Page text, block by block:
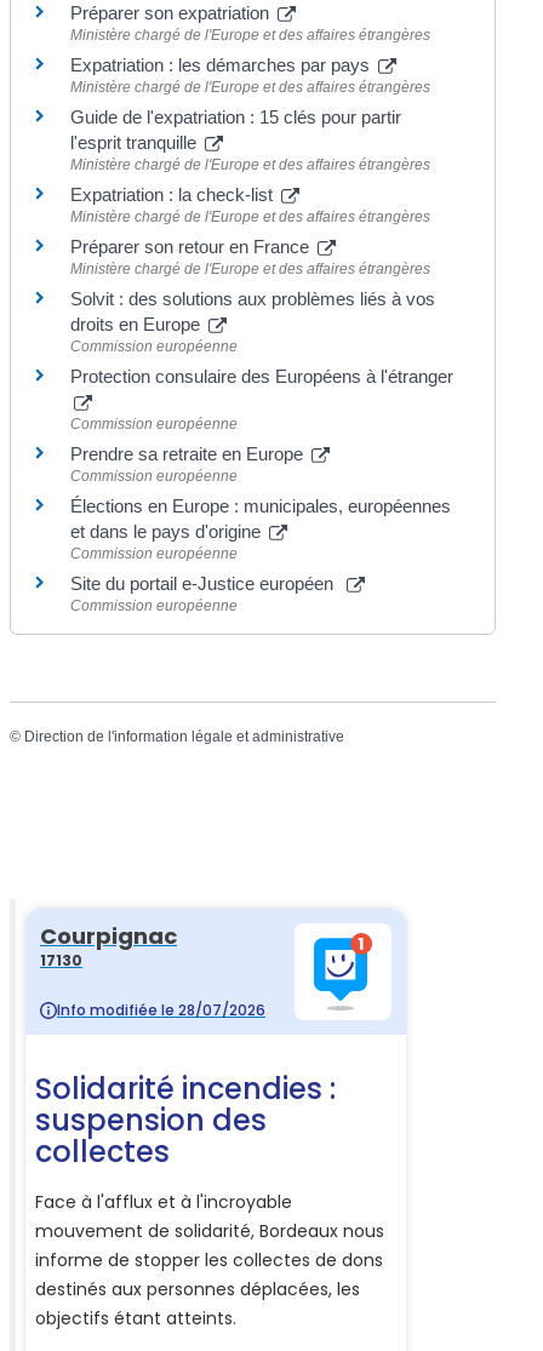
Préparer son expatriation
Ministère chargé de l'Europe et des affaires étrangères
Expatriation : les démarches par pays
Ministère chargé de l'Europe et des affaires étrangères
Guide de l'expatriation : 15 clés pour partir
l'esprit tranquille
Ministère chargé de l'Europe et des affaires étrangères
Expatriation : la check-list
Ministère chargé de l'Europe et des affaires étrangères
Préparer son retour en France
Ministère chargé de l'Europe et des affaires étrangères
Solvit : des solutions aux problèmes liés à vos
droits en Europe
Commission européenne
Protection consulaire des Européens à l'étranger
Commission européenne
Prendre sa retraite en Europe
Commission européenne
Élections en Europe : municipales, européennes
et dans le pays d'origine
Commission européenne
Site du portail e-Justice européen
Commission européenne
© Direction de l'information légale et administrative